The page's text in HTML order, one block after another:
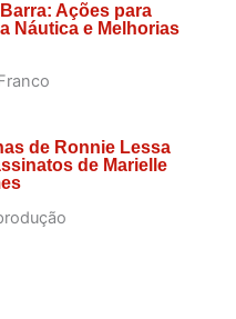
Ações para
Náutica e Melhorias
de Ronnie Lessa
de Marielle